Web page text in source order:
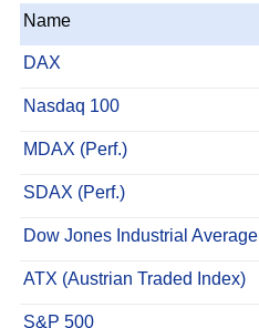
Name
DAX
Nasdaq 100
MDAX (Perf.)
SDAX (Perf.)
Dow Jones Industrial Average
ATX (Austrian Traded Index)
S&P 500